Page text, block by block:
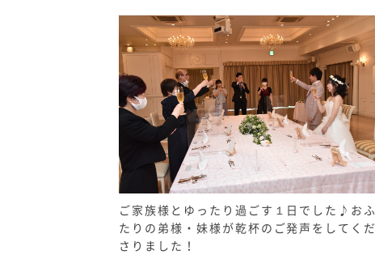
ご家族様とゆったり過ごす１日でした♪おふ
たりの弟様・妹様が乾杯のご発声をしてくだ
さりました！